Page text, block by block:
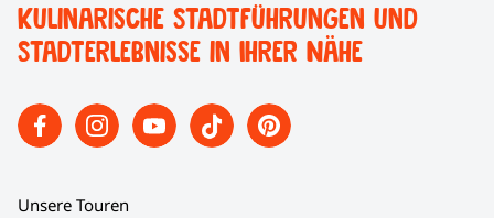
Kulinarische Stadtführungen und
Stadterlebnisse in Ihrer Nähe
Unsere Touren